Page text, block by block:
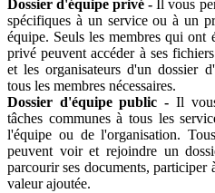
Dossier d'équipe privé - Il vous
spécifiques à un service ou à un
équipe. Seuls les membres qui ont
privé peuvent accéder à ses
et les organisateurs d'un dossier
tous les membres nécessaires.
Dossier d'équipe public - Il
tâches communes à tous les
l'équipe ou de l'organisation.
peuvent voir et rejoindre un
parcourir ses documents, participer
valeur ajoutée.